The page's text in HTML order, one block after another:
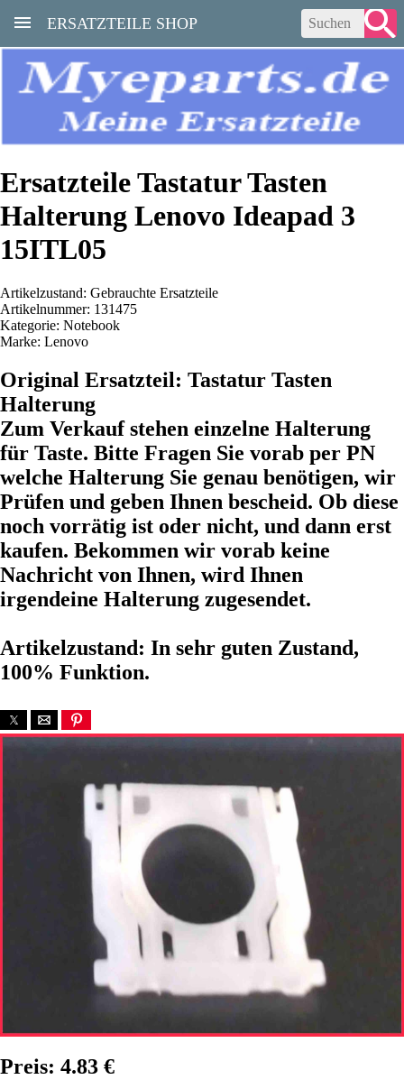
ERSATZTEILE SHOP
Ersatzteile Tastatur Tasten
Halterung Lenovo Ideapad 3
15ITL05
Artikelzustand: Gebrauchte Ersatzteile
Artikelnummer: 131475
Kategorie: Notebook
Marke: Lenovo
Original Ersatzteil: Tastatur Tasten
Halterung
Zum Verkauf stehen einzelne Halterung
für Taste. Bitte Fragen Sie vorab per PN
welche Halterung Sie genau benötigen, wir
Prüfen und geben Ihnen bescheid. Ob diese
noch vorrätig ist oder nicht, und dann erst
kaufen. Bekommen wir vorab keine
Nachricht von Ihnen, wird Ihnen
irgendeine Halterung zugesendet.
Artikelzustand: In sehr guten Zustand,
100% Funktion.
Preis: 4.83 €